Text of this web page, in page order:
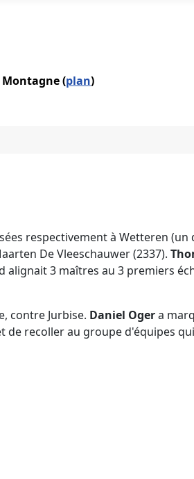
Montagne (plan)
respectivement à Wetteren
De Vleeschauwer (2337).
3 maîtres au 3 premiers
contre Jurbise. Daniel Ogera
recoller au groupe d'équipes